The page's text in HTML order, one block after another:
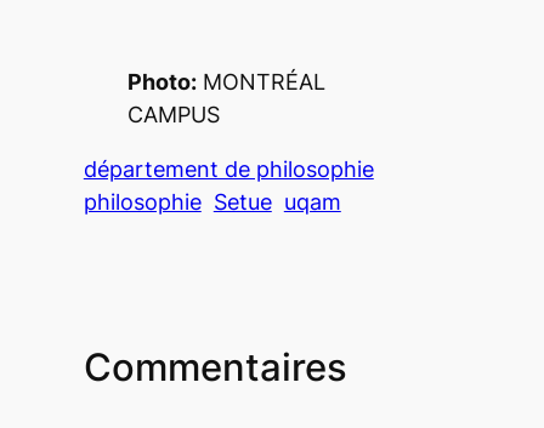
Photo:MONTRÉAL
CAMPUS
département de philosophie
philosophie Setue uqam
Commentaires